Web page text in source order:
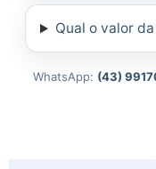
Qual o valor
WhatsApp: (43)